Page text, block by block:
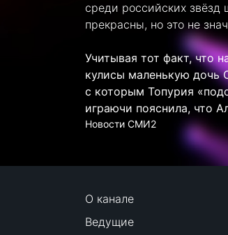
среди российских звёзд
прекрасны, но это не
Учитывая тот факт, что
кулисы маленькую дочь
с которым Топурия
играючи пояснила, что
Новости СМИ2
О канале
Ведущие